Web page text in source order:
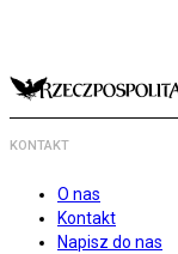
KONTAKT
O nas
Kontakt
Napisz do nas